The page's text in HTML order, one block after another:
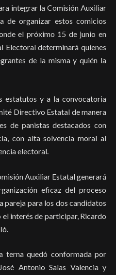
integrar la Comisión Auxiliar
de organizar estos comicios
el próximo 15 de junio en
Electoral determinará quienes
de la misma y quién la
estatutos y a la convocatoria
Directivo Estatal de manera
de panistas destacados con
con alta solvencia moral al
electoral.
Auxiliar Estatal generará
eficaz del proceso
pareja para los dos candidatos
el interés de participar, Ricardo
terna quedó conformada por
Antonio Salas Valencia y